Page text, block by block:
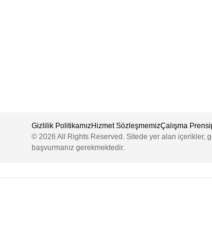
Gizlilik PolitikamızHizmet SözleşmemizÇalışma
© 2026 All Rights Reserved. Sitede yer alan içerikler,
başvurmanız gerekmektedir.